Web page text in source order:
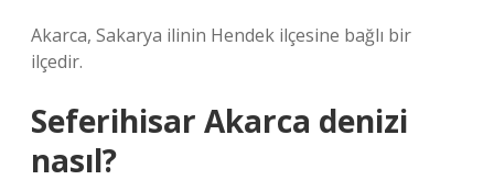
Akarca, Sakarya ilinin Hendek ilçesine bağlı bir
ilçedir.
Seferihisar Akarca denizi
nasıl?